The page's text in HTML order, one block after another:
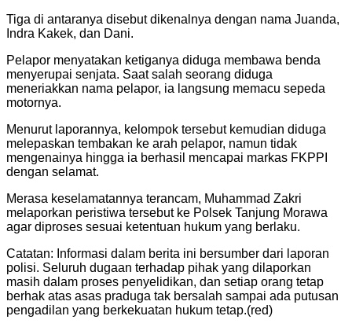
Tiga di antaranya disebut dikenalnya dengan nama Juanda,
Indra Kakek, dan Dani.
Pelapor menyatakan ketiganya diduga membawa benda
menyerupai senjata. Saat salah seorang diduga
meneriakkan nama pelapor, ia langsung memacu sepeda
motornya.
Menurut laporannya, kelompok tersebut kemudian diduga
melepaskan tembakan ke arah pelapor, namun tidak
mengenainya hingga ia berhasil mencapai markas FKPPI
dengan selamat.
Merasa keselamatannya terancam, Muhammad Zakri
melaporkan peristiwa tersebut ke Polsek Tanjung Morawa
agar diproses sesuai ketentuan hukum yang berlaku.
Catatan: Informasi dalam berita ini bersumber dari laporan
polisi. Seluruh dugaan terhadap pihak yang dilaporkan
masih dalam proses penyelidikan, dan setiap orang tetap
berhak atas asas praduga tak bersalah sampai ada putusan
pengadilan yang berkekuatan hukum tetap.(red)